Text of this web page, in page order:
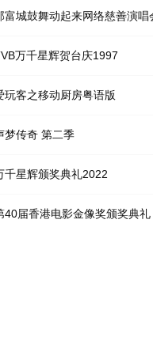
會、舞台
帶來全城，以至全球電影、電
富城鼓舞动起来网络慈善演唱
万千星辉贺台庆1997
玩客之移动厨房粤语版
梦传奇 第二季
千星辉颁奖典礼2022
40届香港电影金像奖颁奖典礼